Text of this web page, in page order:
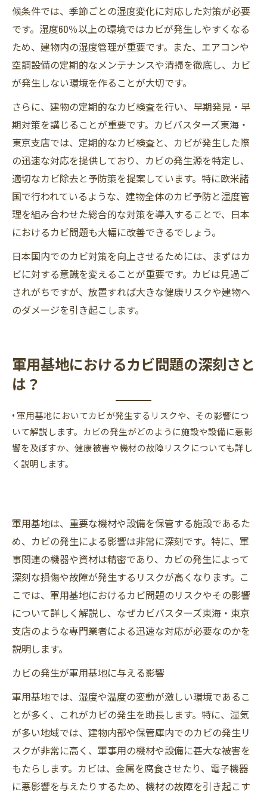
候条件では、季節ごとの湿度変化に対応した対策が必要
です。湿度60％以上の環境ではカビが発生しやすくなる
ため、建物内の湿度管理が重要です。また、エアコンや
空調設備の定期的なメンテナンスや清掃を徹底し、カビ
が発生しない環境を作ることが大切です。
さらに、建物の定期的なカビ検査を行い、早期発見・早
期対策を講じることが重要です。カビバスターズ東海・
東京支店では、定期的なカビ検査と、カビが発生した際
の迅速な対応を提供しており、カビの発生源を特定し、
適切なカビ除去と予防策を提案しています。特に欧米諸
国で行われているような、建物全体のカビ予防と湿度管
理を組み合わせた総合的な対策を導入することで、日本
におけるカビ問題も大幅に改善できるでしょう。
日本国内でのカビ対策を向上させるためには、まずはカ
ビに対する意識を変えることが重要です。カビは見過ご
されがちですが、放置すれば大きな健康リスクや建物へ
のダメージを引き起こします。
軍用基地におけるカビ問題の深刻さと
は？
• 軍用基地においてカビが発生するリスクや、その影響につ
いて解説します。カビの発生がどのように施設や設備に悪影
響を及ぼすか、健康被害や機材の故障リスクについても詳し
く説明します。
軍用基地は、重要な機材や設備を保管する施設であるた
め、カビの発生による影響は非常に深刻です。特に、軍
事関連の機器や資材は精密であり、カビの発生によって
深刻な損傷や故障が発生するリスクが高くなります。こ
こでは、軍用基地におけるカビ問題のリスクやその影響
について詳しく解説し、なぜカビバスターズ東海・東京
支店のような専門業者による迅速な対応が必要なのかを
説明します。
カビの発生が軍用基地に与える影響
軍用基地では、湿度や温度の変動が激しい環境であるこ
とが多く、これがカビの発生を助長します。特に、湿気
が多い地域では、建物内部や保管庫内でのカビの発生リ
スクが非常に高く、軍事用の機材や設備に甚大な被害を
もたらします。カビは、金属を腐食させたり、電子機器
に悪影響を与えたりするため、機材の故障を引き起こす